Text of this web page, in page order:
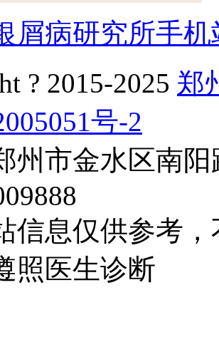
屑病研究所手机
? 2015-2025 郑
号-2
州市金水区南
信息仅供参考
照医生诊断